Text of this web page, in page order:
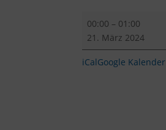
00:00 – 01:00
21. März 2024
iCalGoogle Kalender